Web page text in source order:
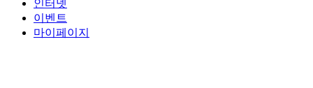
인터넷
이벤트
마이페이지